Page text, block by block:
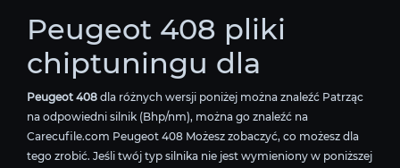
Peugeot 408 pliki
chiptuningu dla
Peugeot 408 dla różnych wersji poniżej można znaleźć Patrząc
na odpowiedni silnik (Bhp/nm), można go znaleźć na
Carecufile.com Peugeot 408 Możesz zobaczyć, co możesz dla
tego zrobić. Jeśli twój typ silnika nie jest wymieniony w poniższej